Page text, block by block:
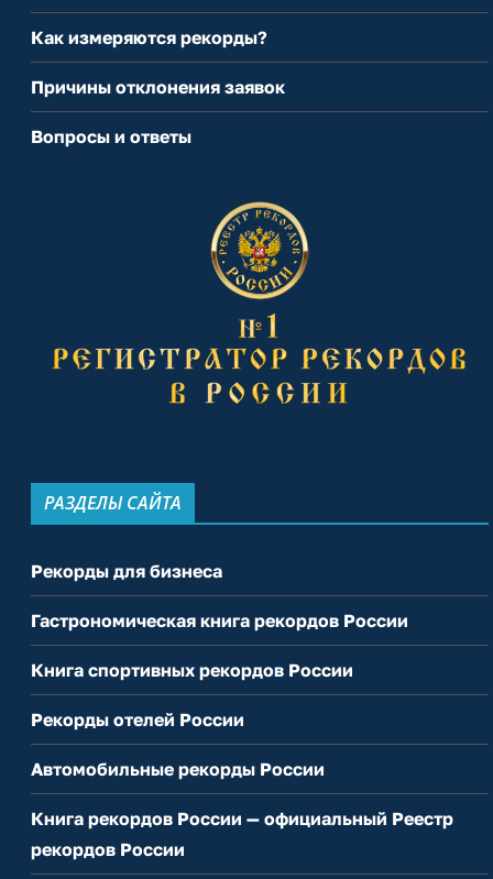
Как измеряются рекорды?
Причины отклонения заявок
Вопросы и ответы
РАЗДЕЛЫ САЙТА
Рекорды для бизнеса
Гастрономическая книга рекордов России
Книга спортивных рекордов России
Рекорды отелей России
Автомобильные рекорды России
Книга рекордов России — официальный Реестр
рекордов России